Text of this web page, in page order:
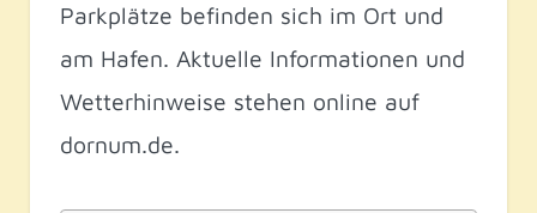
Parkplätze befinden sich im Ort und
am Hafen. Aktuelle Informationen und
Wetterhinweise stehen online auf
dornum.de.